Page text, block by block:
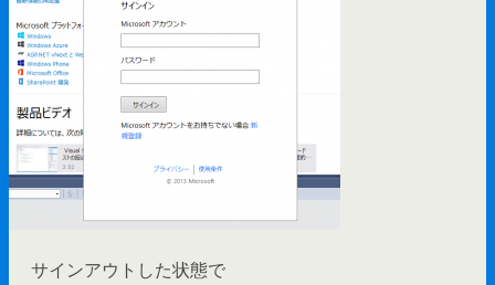
サインアウトした状態で